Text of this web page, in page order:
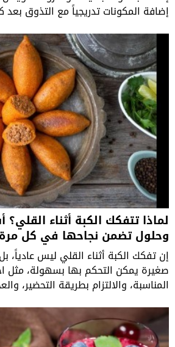
إضافة المكونات تدريجياً مع التذوق
لماذا تتفكك الكبة أثناء
وحلول تضمن نجاحها في كل مرة
إن تفكك الكبة أثناء القلي ليس عادياً،
صغيرة يمكن التحكم بها بسهولة، مثل
المناسبة، والالتزام بطريقة التحضير،